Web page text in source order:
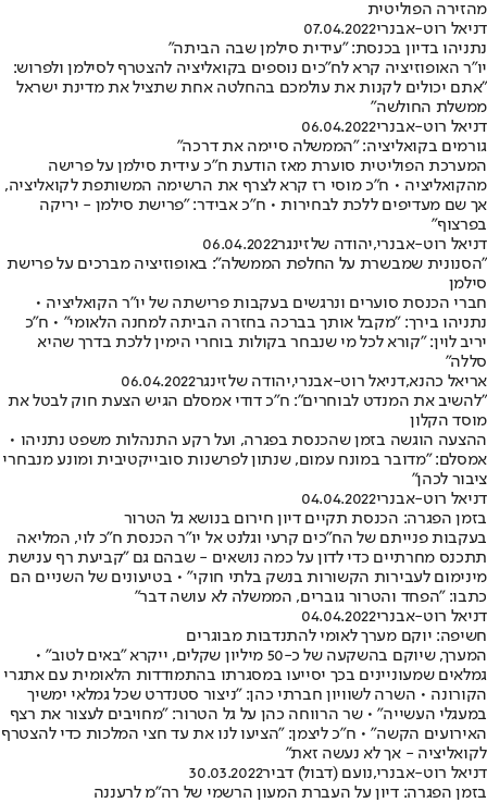
מהזירה הפוליטית
דניאל רוט-אבנרי07.04.2022
נתניהו בדיון בכנסת: "עידית סילמן שבה הביתה"
יו"ר האופוזיציה קרא לח"כים נוספים בקואליציה להצטרף לסילמן ולפרוש:
"אתם יכולים לקנות את עולמכם בהחלטה אחת שתציל את מדינת ישראל
ממשלת החולשה"
דניאל רוט-אבנרי06.04.2022
גורמים בקואליציה: "הממשלה סיימה את דרכה"
המערכת הפוליטית סוערת מאז הודעת ח"כ עידית סילמן על פרישה
מהקואליציה • ח"כ מוסי רז קרא לצרף את הרשימה המשותפת לקואליציה,
אך שם מעדיפים ללכת לבחירות • ח"כ אבידר: "פרישת סילמן - יריקה
בפרצוף"
דניאל רוט-אבנרי,יהודה שלזינגר06.04.2022
"הסנונית שמבשרת על החלפת הממשלה": באופוזיציה מברכים על פרישת
סילמן
חברי הכנסת סוערים ונרגשים בעקבות פרישתה של יו"ר הקואליציה •
נתניהו בירך: "מקבל אותך בברכה בחזרה הביתה למחנה הלאומי" • ח"כ
יריב לוין: "קורא לכל מי שנבחר בקולות בוחרי הימין ללכת בדרך שהיא
סללה"
אריאל כהנא,דניאל רוט-אבנרי,יהודה שלזינגר06.04.2022
"להשיב את המנדט לבוחרים": ח"כ דודי אמסלם הגיש הצעת חוק לבטל את
מוסד הקלון
ההצעה הוגשה בזמן שהכנסת בפגרה, ועל רקע התנהלות משפט נתניהו •
אמסלם: "מדובר במונח עמום, שנתון לפרשנות סובייקטיבית ומונע מנבחרי
ציבור לכהן"
דניאל רוט-אבנרי04.04.2022
בזמן הפגרה: הכנסת תקיים דיון חירום בנושא גל הטרור
בעקבות פנייתם של הח"כים קרעי וגלנט אל יו"ר הכנסת ח"כ לוי, המליאה
תתכנס מחרתיים כדי לדון על כמה נושאים - שבהם גם "קביעת רף ענישת
מינימום לעבירות הקשורות בנשק בלתי חוקי" • בטיעונים של השניים הם
כתבו: "הפחד והטרור גוברים, הממשלה לא עושה דבר"
דניאל רוט-אבנרי04.04.2022
חשיפה: יוקם מערך לאומי להתנדבות מבוגרים
המערך, שיוקם בהשקעה של כ-50 מיליון שקלים, ייקרא "באים לטוב" •
גמלאים שמעוניינים בכך יסייעו במסגרתו בהתמודדות הלאומית עם אתגרי
הקורונה • השרה לשוויון חברתי כהן: "ניצור סטנדרט שכל גמלאי ימשיך
במעגלי העשייה" • שר הרווחה כהן על גל הטרור: "מחויבים לעצור את רצף
האירועים הקשה" • ח"כ ליצמן: "הציעו לנו את עד חצי המלכות כדי להצטרף
לקואליציה - אך לא נעשה זאת"
דניאל רוט-אבנרי,נועם (דבול) דביר30.03.2022
בזמן הפגרה: דיון על העברת המעון הרשמי של רה"מ לרעננה